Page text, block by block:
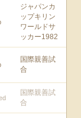
ジャパンカ
ップキリン
ワールドサ
ッカー1982
国際親善試
合
国際親善試
合